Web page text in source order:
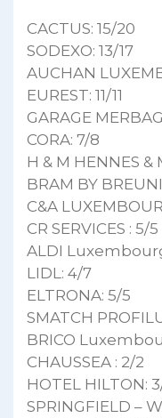
CACTUS: 15/20
SODEXO: 13/17
AUCHAN
EUREST: 11/11
GARAGE
CORA: 7/8
H & M HENNES &
BRAM BY
C&A
CR SERVICES : 5/5
ALDI
LIDL: 4/7
ELTRONA: 5/5
SMATCH
BRICO
CHAUSSEA : 2/2
HOTEL HILTON:
SPRINGFIELD –